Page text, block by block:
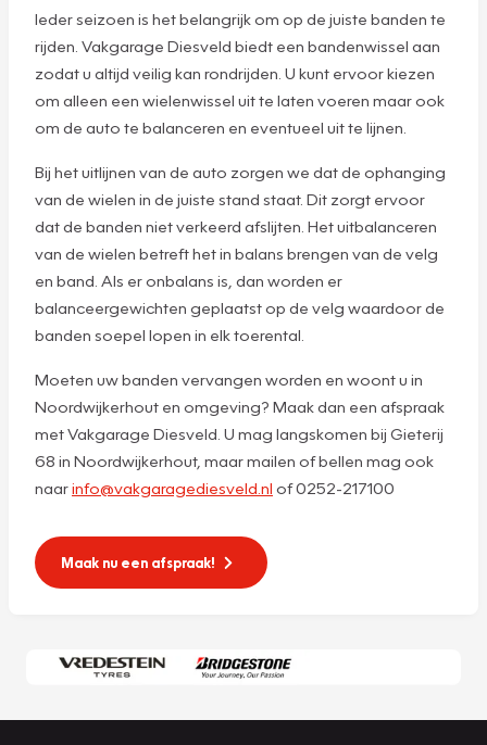
Ieder seizoen is het belangrijk om op de juiste banden te
rijden. Vakgarage Diesveld biedt een bandenwissel aan
zodat u altijd veilig kan rondrijden. U kunt ervoor kiezen
om alleen een wielenwissel uit te laten voeren maar ook
om de auto te balanceren en eventueel uit te lijnen.
Bij het uitlijnen van de auto zorgen we dat de ophanging
van de wielen in de juiste stand staat. Dit zorgt ervoor
dat de banden niet verkeerd afslijten. Het uitbalanceren
van de wielen betreft het in balans brengen van de velg
en band. Als er onbalans is, dan worden er
balanceergewichten geplaatst op de velg waardoor de
banden soepel lopen in elk toerental.
Moeten uw banden vervangen worden en woont u in
Noordwijkerhout en omgeving? Maak dan een afspraak
met Vakgarage Diesveld. U mag langskomen bij Gieterij
68 in Noordwijkerhout, maar mailen of bellen mag ook
naarinfo@vakgaragediesveld.nl of 0252-217100
Maak nu een afspraak!